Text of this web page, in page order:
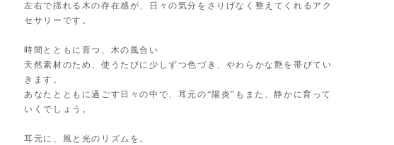
左右で揺れる木の存在感が、日々の気分をさりげなく整えてくれるアク
セサリーです。
時間とともに育つ、木の風合い
天然素材のため、使うたびに少しずつ色づき、やわらかな艶を帯びてい
きます。
あなたとともに過ごす日々の中で、耳元の“陽炎”もまた、静かに育って
いくでしょう。
耳元に、風と光のリズムを。